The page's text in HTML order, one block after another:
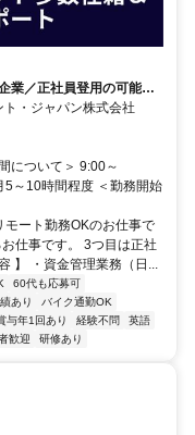
業／正社員登用の可能性
務・ジャパン株式会社
について＞ 9:00～
～10時間程度 ＜勤務開始
ート勤務OKのお仕事で
仕事です。 3つ目は正社
】 ・資金管理業務（日...
60代も応募可
あり
バイク通勤OK
与年1回あり 経験不問
英語
歓迎 研修あり